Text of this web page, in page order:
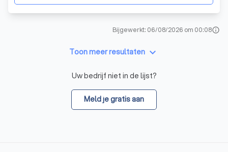
Bijgewerkt: 06/08/2026 om 00:08info
Toon meer resultaten keyboard_arrow_down
Uw bedrijf niet in de lijst?
Meld je gratis aan